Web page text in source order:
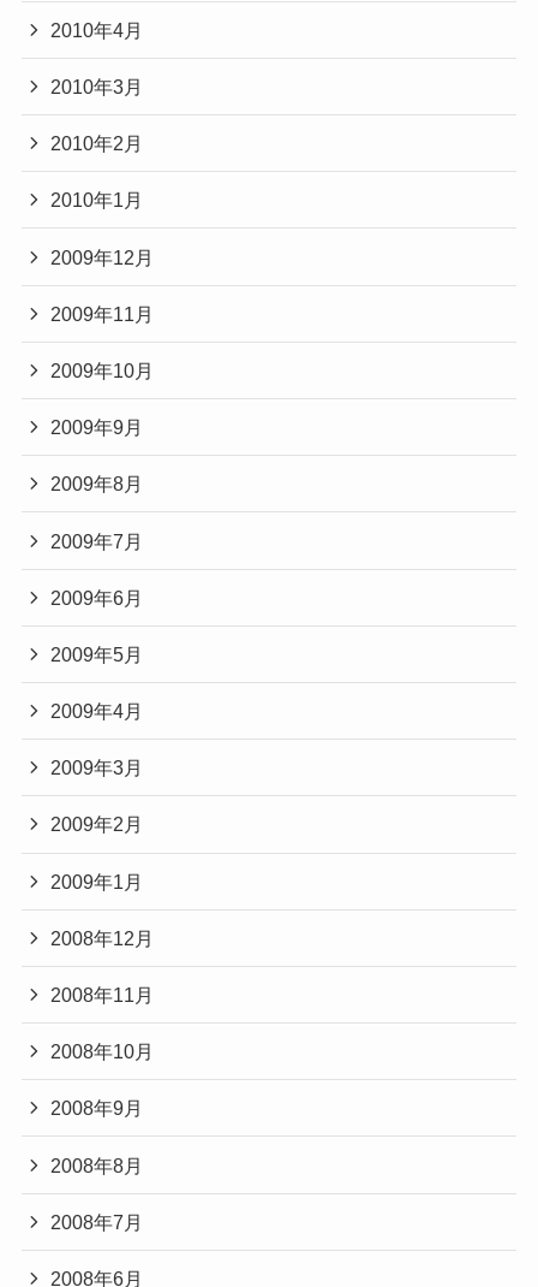
2010年4月
2010年3月
2010年2月
2010年1月
2009年12月
2009年11月
2009年10月
2009年9月
2009年8月
2009年7月
2009年6月
2009年5月
2009年4月
2009年3月
2009年2月
2009年1月
2008年12月
2008年11月
2008年10月
2008年9月
2008年8月
2008年7月
2008年6月